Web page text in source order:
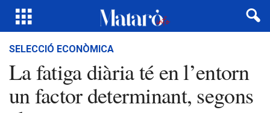
SELECCIÓ ECONÒMICA
La fatiga diària té en l’entorn
un factor determinant, segons